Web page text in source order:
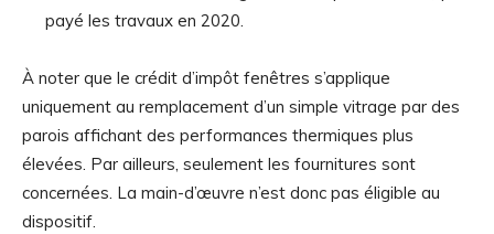
payé les travaux en 2020.
À noter que le crédit d’impôt fenêtres s’applique
uniquement au remplacement d’un simple vitrage par des
parois affichant des performances thermiques plus
élevées. Par ailleurs, seulement les fournitures sont
concernées. La main-d’œuvre n’est donc pas éligible au
dispositif.